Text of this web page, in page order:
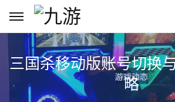
三国杀移动版账号切换
略